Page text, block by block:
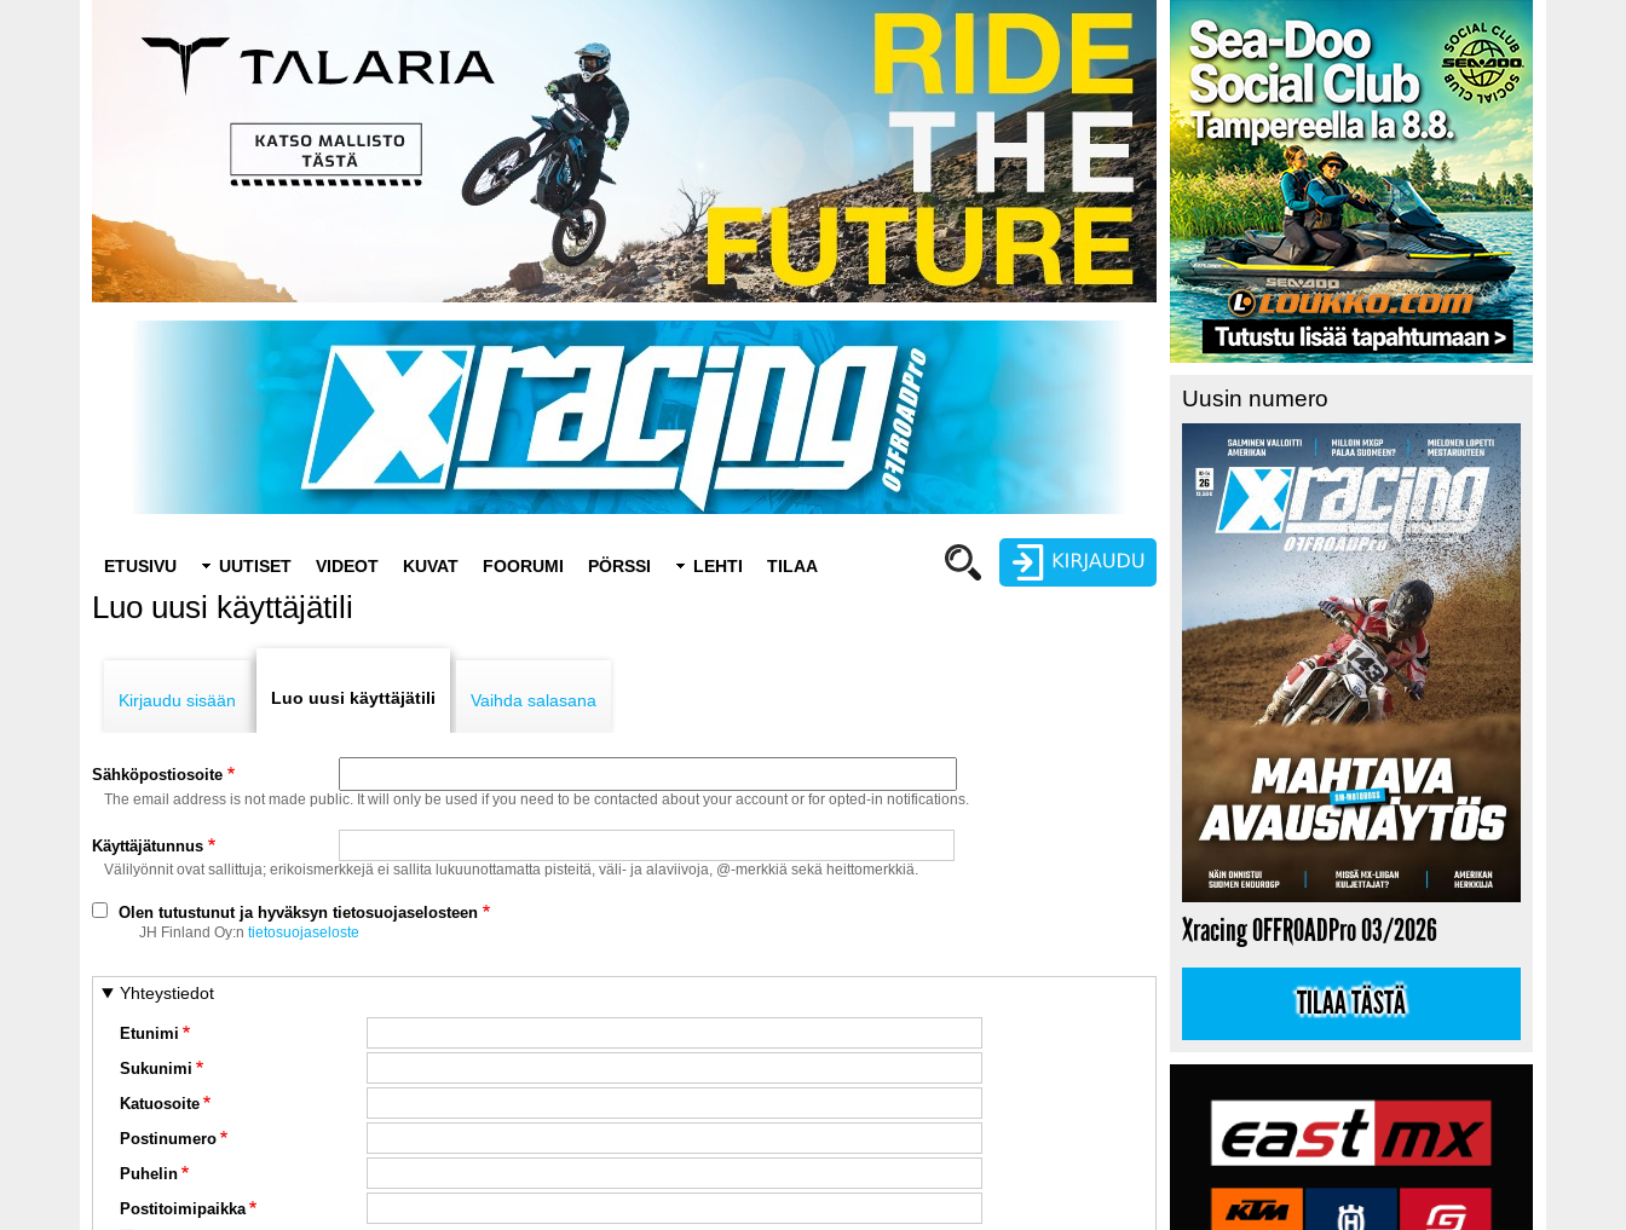
navigation
ETUSIVU UUTISET VIDEOT KUVAT FOORUMI PÖRSSI LEHTI TILAA
Luo uusi käyttäjätili
tabs
Kirjaudu sisään Luo uusi käyttäjätili Vaihda salasana
Sähköpostiosoite
The email address is not made public. It will only be used if you need to be contacted about your account or for opted-in notifications.
Käyttäjätunnus
Välilyönnit ovat sallittuja; erikoismerkkejä ei sallita lukuunottamatta pisteitä, väli- ja alaviivoja, @-merkkiä sekä heittomerkkiä.
Olen tutustunut ja hyväksyn tietosuojaselosteen
JH Finland Oy:ntietosuojaseloste
Yhteystiedot
Etunimi
Sukunimi
Katuosoite
Postinumero
Puhelin
Postitoimipaikka
Uusin numero
Xracing OFFROADPro 03/2026
TILAA TÄSTÄ